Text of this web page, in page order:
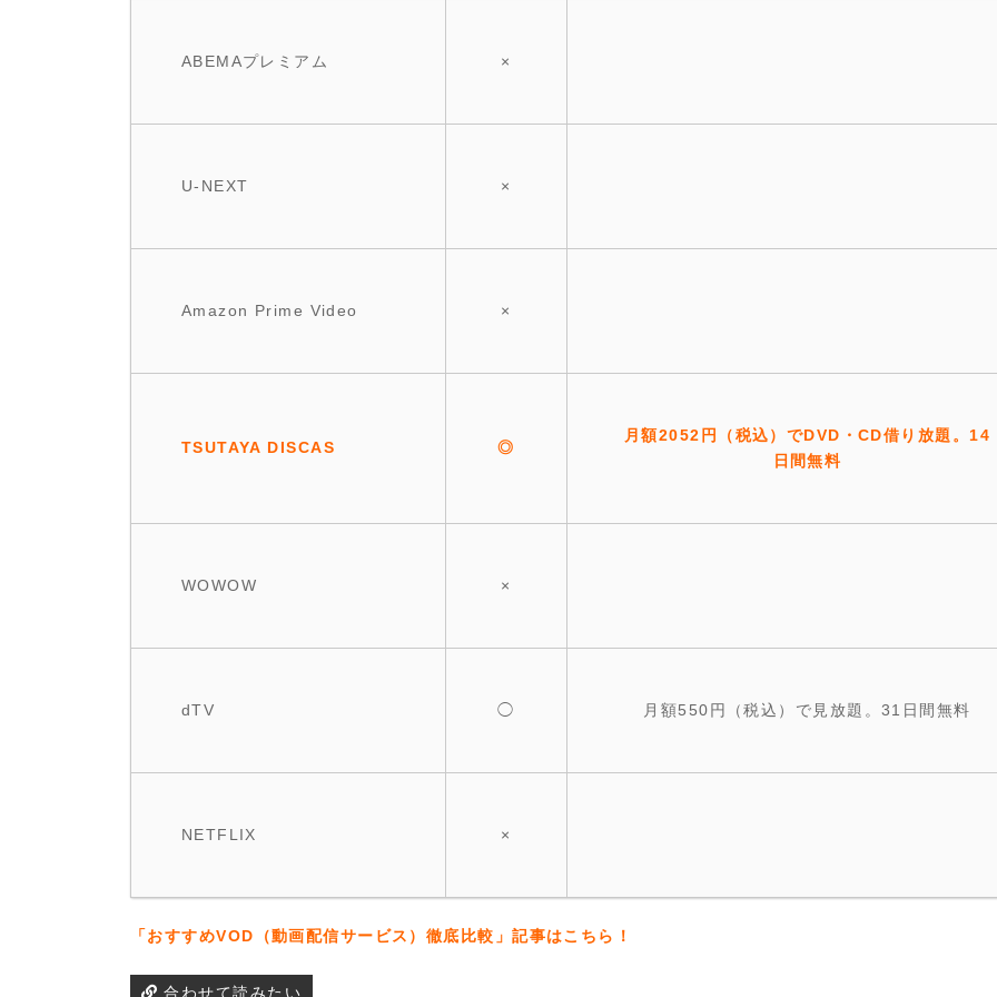
ABEMAプレミアム ×
U-NEXT ×
Amazon Prime Video ×
TSUTAYA DISCAS ◎
月額2052円（税込）でDVD・CD借り放題。14
日間無料
WOWOW ×
dTV ◯ 月額550円（税込）で見放題。31日間無料
NETFLIX ×
「おすすめVOD（動画配信サービス）徹底比較」記事はこちら！
合わせて読みたい